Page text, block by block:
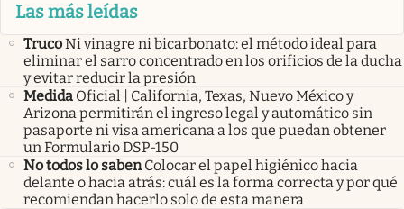
Las más leídas
TrucoNi vinagre ni bicarbonato: el método ideal para
eliminar el sarro concentrado en los orificios de la ducha
y evitar reducir la presión
Medida Oficial | California, Texas, Nuevo México y
Arizona permitirán el ingreso legal y automático sin
pasaporte ni visa americana a los que puedan obtener
un Formulario DSP-150
No todos lo saben Colocar el papel higiénico hacia
delante o hacia atrás: cuál es la forma correcta y por qué
recomiendan hacerlo solo de esta manera